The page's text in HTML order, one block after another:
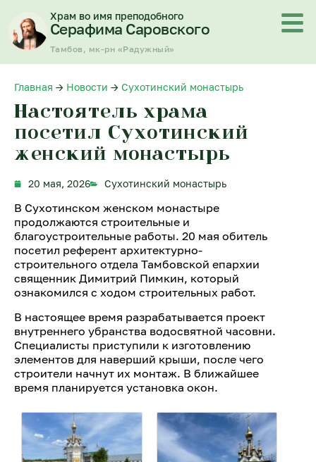
содержимому
Храм во имя преподобного
Серафима Саровского
Тамбов, мк-рн «Радужный»
Главная → Новости → Сухотинский монастырь
Настоятель храма
посетил Сухотинский
женский монастырь
20 мая, 2026 Сухотинский монастырь
В Сухотинском женском монастыре
продолжаются строительные и
благоустроительные работы. 20 мая обитель
посетил референт архитектурно-
строительного отдела Тамбовской епархии
священник Димитрий Пимкин, который
ознакомился с ходом строительных работ.
В настоящее время разрабатывается проект
внутреннего убранства водосвятной часовни.
Специалисты приступили к изготовлению
элементов для наверший крыши, после чего
строители начнут их монтаж. В ближайшее
время планируется установка окон.